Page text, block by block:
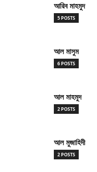
আরিব মাহমুদ
5 POSTS
আল মাসুম
6 POSTS
আল মাহমুদ
2 POSTS
আল মুজাহিদী
2 POSTS